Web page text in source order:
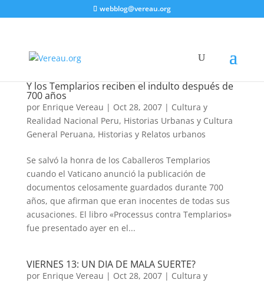
webblog@vereau.org
Y los Templarios reciben el indulto después de
700 años
por Enrique Vereau | Oct 28, 2007| Cultura y
Realidad Nacional Peru, Historias Urbanas y Cultura
General Peruana, Historias y Relatos urbanos
Se salvó la honra de los Caballeros Templarios
cuando el Vaticano anunció la publicación de
documentos celosamente guardados durante 700
años, que afirman que eran inocentes de todas sus
acusaciones. El libro «Processus contra Templarios»
fue presentado ayer en el...
VIERNES 13: UN DIA DE MALA SUERTE?
por Enrique Vereau | Oct 28, 2007| Cultura y